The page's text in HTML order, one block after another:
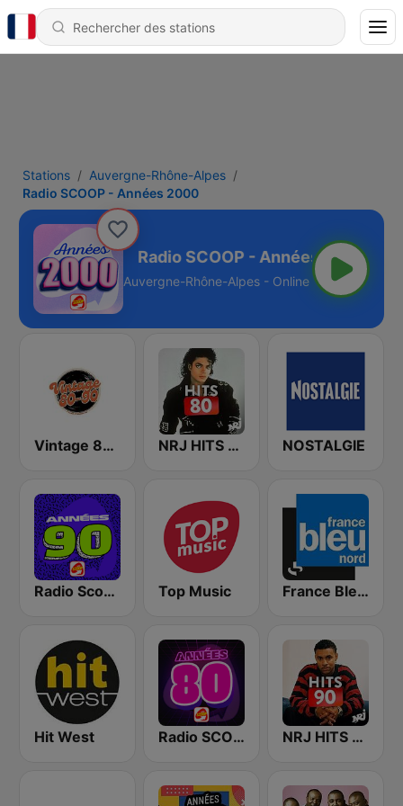
Stations
Auvergne-Rhône-Alpes
Radio SCOOP - Années 2000
2000
Auvergne-Rhône-Alpes - Online
Vintage 80 90 NRJ HITS 80' NOSTALGIE
Radio Scoop - Années 90 Top Music France Bleu Nord
Hit West Radio SCOOP - Années 80 NRJ HITS 90